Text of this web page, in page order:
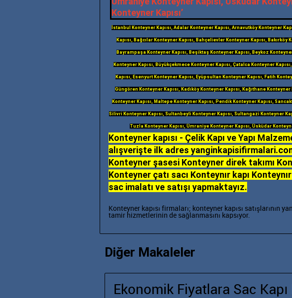
İstanbul Konteyner Kapısı, Adalar Konteyner Kapısı, Arnavutköy Konteyner
Kapısı, Bağcılar Konteyner Kapısı, Bahçelievler Konteyner Kapısı,
Bayrampaşa Konteyner Kapısı, Beşiktaş Konteyner Kapısı, Beykoz
Konteyner Kapısı, Büyükçekmece Konteyner Kapısı, Çatalca Konteyner
Kapısı, Esenyurt Konteyner Kapısı, Eyüpsultan Konteyner Kapısı, Fatih
Güngören Konteyner Kapısı, Kadıköy Konteyner Kapısı, Kağıthane
Konteyner Kapısı, Maltepe Konteyner Kapısı, Pendik Konteyner Kapısı,
Silivri Konteyner Kapısı, Sultanbeyli Konteyner Kapısı, Sultangazi Konteyner
Tuzla Konteyner Kapısı, Ümraniye Konteyner Kapısı, Üsküdar
Konteyner kapısı - Çelik Kapı ve Yapı
alışverişte ilk adres
Konteyner şasesi Konteyner direk takımı
Konteyner çatı sacı Konteynır kapı
sac imalatı ve satışı yapmaktayız.
Konteyner kapısı firmaları; konteyner kapısı satışlarının
tamir hizmetlerinin de sağlanmasını kapsıyor.
Diğer Makaleler
Ekonomik Fiyatlara Sac Kapı